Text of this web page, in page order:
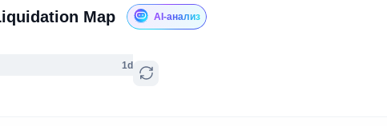
Map AI-анализ
1d